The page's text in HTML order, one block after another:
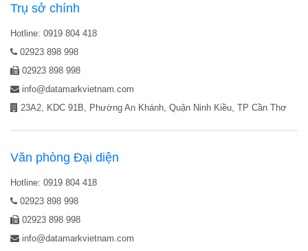
Trụ sở chính
Hotline: 0919 804 418
02923 898 998
02923 898 998
info@datamarkvietnam.com
23A2, KDC 91B, Phường An Khánh, Quận Ninh Kiều, TP Cần Thơ
Văn phòng Đại diện
Hotline: 0919 804 418
02923 898 998
02923 898 998
info@datamarkvietnam.com